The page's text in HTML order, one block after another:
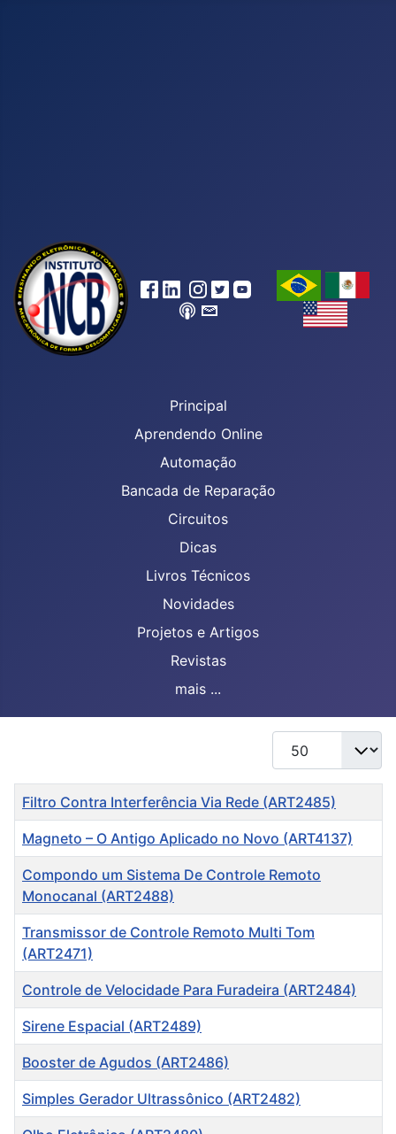
Principal
Aprendendo Online
Automação
Bancada de Reparação
Circuitos
Dicas
Livros Técnicos
Novidades
Projetos e Artigos
Revistas
mais ...
Mostrar #
Título
Filtro Contra Interferência Via Rede (ART2485)
Magneto – O Antigo Aplicado no Novo (ART4137)
Compondo um Sistema De Controle Remoto
Monocanal (ART2488)
Transmissor de Controle Remoto Multi Tom
(ART2471)
Controle de Velocidade Para Furadeira (ART2484)
Sirene Espacial (ART2489)
Booster de Agudos (ART2486)
Simples Gerador Ultrassônico (ART2482)